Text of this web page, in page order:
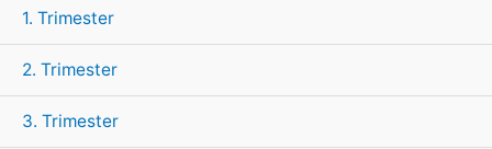
1. Trimester
2. Trimester
3. Trimester